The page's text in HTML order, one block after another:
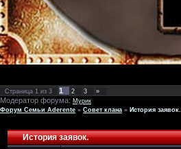
Страница 1 из 3 1 2 3 »
Модератор форума: Мурик
Форум Семьи Aderente » Совет клана » История заявок.
История заявок.